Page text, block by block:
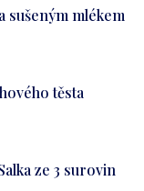
sušeným mlékem
těsta
ze 3 surovin